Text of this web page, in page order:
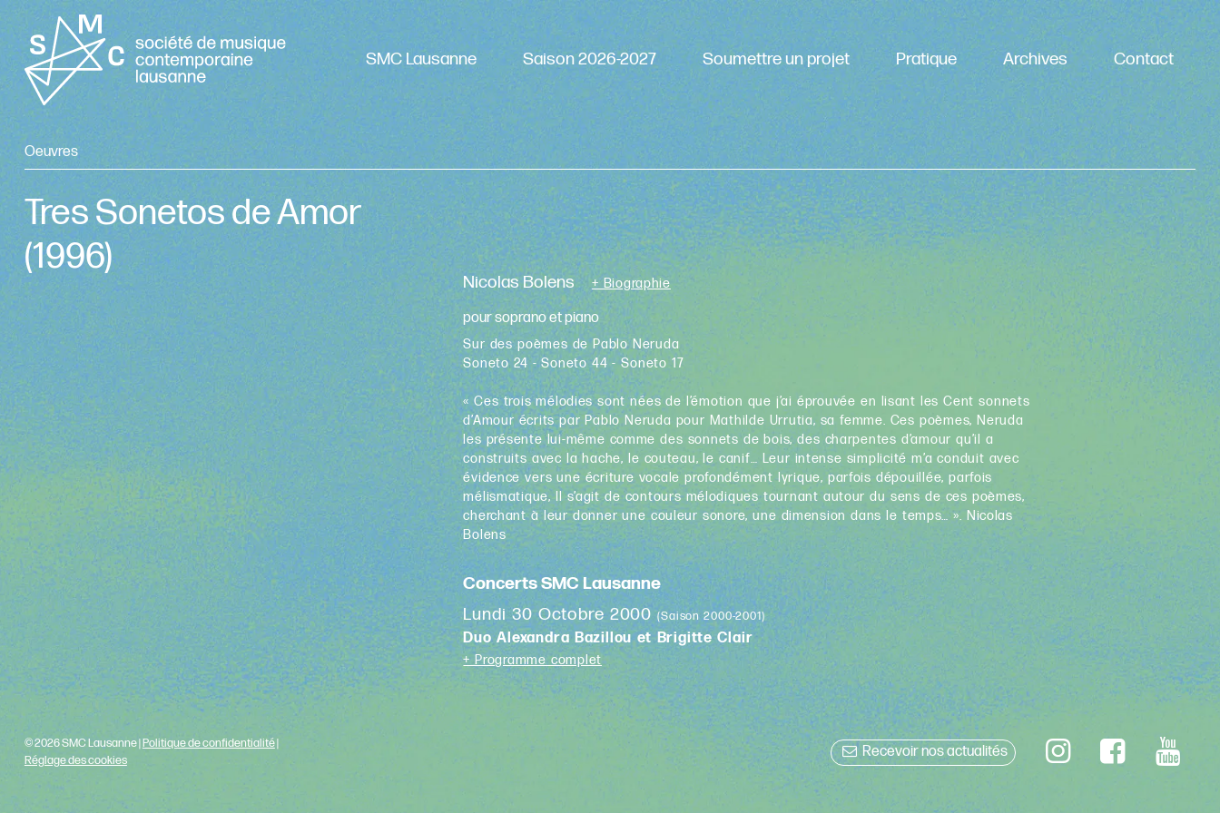
SMC Lausanne Saison 2026-2027 Soumettre un projet Pratique Archives Contact
Oeuvres
Tres Sonetos de Amor
(1996)
Nicolas Bolens + Biographie
pour soprano et piano
Sur des poèmes de Pablo Neruda
Soneto 24 - Soneto 44 - Soneto 17
« Ces trois mélodies sont nées de l’émotion que j’ai éprouvée en lisant les Cent sonnets
d’Amour écrits par Pablo Neruda pour Mathilde Urrutia, sa femme. Ces poèmes, Neruda
les présente lui-même comme des sonnets de bois, des charpentes d’amour qu’il a
construits avec la hache, le couteau, le canif… Leur intense simplicité m’a conduit avec
évidence vers une écriture vocale profondément lyrique, parfois dépouillée, parfois
mélismatique, Il s’agit de contours mélodiques tournant autour du sens de ces poèmes,
cherchant à leur donner une couleur sonore, une dimension dans le temps… ». Nicolas
Bolens
Concerts SMC Lausanne
Lundi 30 Octobre 2000(Saison 2000-2001)
Duo Alexandra Bazillou et Brigitte Clair
+ Programme complet
Recevoir nos actualités
© 2026 SMC Lausanne |Politique de confidentialité|
Réglage des cookies